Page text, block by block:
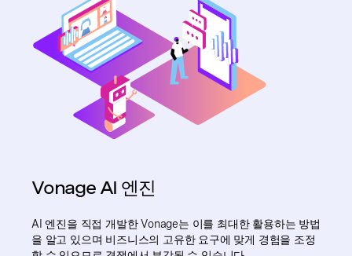
Vonage AI 엔진
AI 엔진을 직접 개발한 Vonage는 이를 최대한 활용하는 방법
을 알고 있으며 비즈니스의 고유한 요구에 맞게 경험을 조정